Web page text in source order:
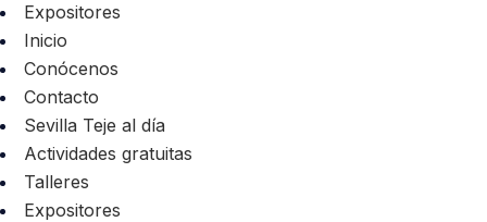
Expositores
Inicio
Conócenos
Contacto
Sevilla Teje al día
Actividades gratuitas
Talleres
Expositores